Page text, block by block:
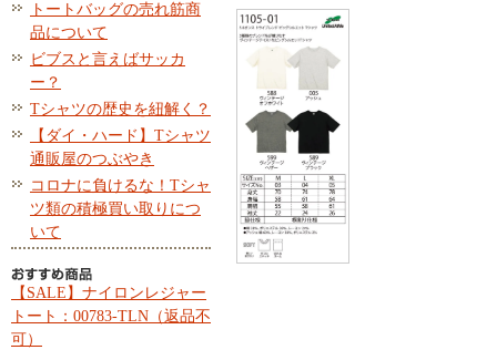
トートバッグの売れ筋商
品について
ビブスと言えばサッカ
ー？
Tシャツの歴史を紐解く？
【ダイ・ハード】Tシャツ
通販屋のつぶやき
コロナに負けるな！Tシャ
ツ類の積極買い取りにつ
いて
【SALE】ナイロンレジャー
トート：00783-TLN（返品不
可）